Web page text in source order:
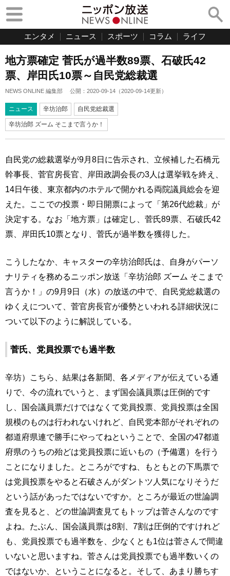
エンタメ ニュース スポーツ コラム ライフ
地方票確定 菅氏が過半数89票、石破氏42
票、岸田氏10票～自民党総裁選
NEWS ONLINE 編集部 公開： 2020-09-14 （2020-09-14更新）
ニュース 辛坊治郎 自民党総裁選
辛坊治郎 ズーム そこまで言うか！
自民党の総裁選挙が9月8日に告示され、立候補した石橋元
幹事長、菅官房長官、岸田政調会長の3人は選挙戦を終え、
14日午後、東京都内のホテルで開かれる両院議員総会を迎
えた。ここでの投票・即日開票によって「第26代総裁」が
決定する。なお「地方票」は確定し、菅氏89票、石破氏42
票、岸田氏10票となり、菅氏が過半数を獲得した。
こうしたなか、キャスターの辛坊治郎氏は、自身がパーソ
ナリティを務めるニッポン放送「辛坊治郎 ズーム そこまで
言うか！」の9月9日（水）の放送の中で、自民党総裁選の
ゆくえについて、菅官房長官が優勢といわれる詳細状況に
ついて以下のように解説している。
菅氏、党員投票でも過半数
辛坊）こちら、結果は各新聞、各メディアが伝えている通
りで、今の流れでいうと、まず国会議員票は圧倒的です
し、国会議員票だけではなくて党員投票、党員投票は全国
規模のものは行われないけれど、自民党本部がそれぞれの
都道府県連で勝手にやってねということで、全国の47都道
府県のうちの殆どは党員投票に近いもの（予備選）を行う
ことになりました。ところがですね、もともとの下馬票で
は党員投票をやると石破さんがダントツ人気になりそうだ
という話があったではないですか。ところが最近の世論調
査を見ると、どの世論調査見てもトップは菅さんなのです
よね。たぶん、国会議員票は8割、7割は圧倒的ですけれど
も、党員投票でも過半数を、少なくとも1位は菅さんで間違
いないと思いますね。菅さんは党員投票でも過半数いくの
ではないか、ということになると。そして、あまり勝ちす